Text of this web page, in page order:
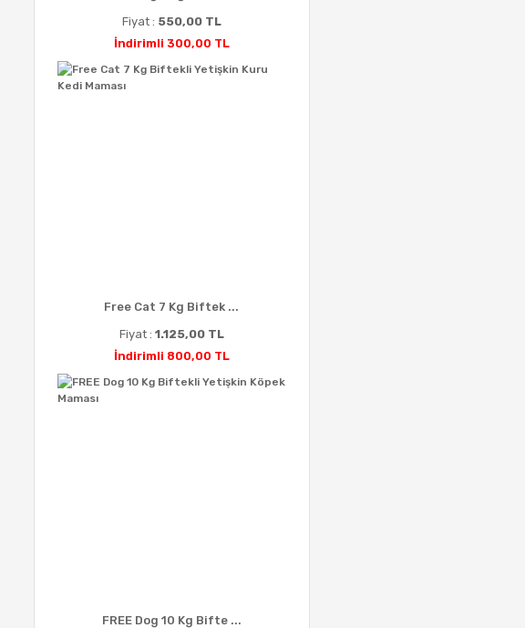
Fiyat : 550,00 TL
İndirimli 300,00 TL
Free Cat 7 Kg Biftek ...
Fiyat : 1.125,00 TL
İndirimli 800,00 TL
FREE Dog 10 Kg Bifte ...